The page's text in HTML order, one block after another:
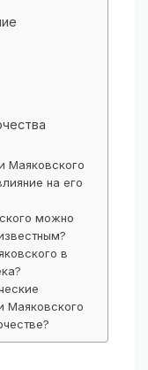
Маяковского
на его
можно
в
Маяковского